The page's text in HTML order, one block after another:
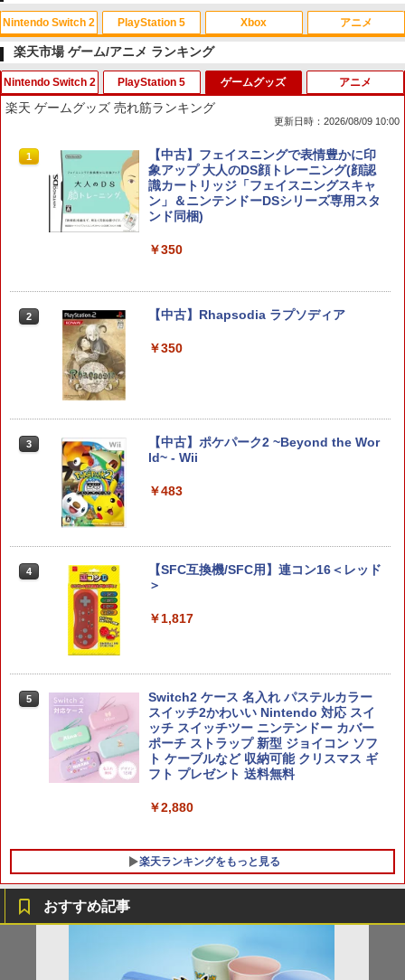
Nintendo Switch 2
1
スプラトゥーン レイダース|オンライン
コード版
￥5,832
スプラトゥーン レイダース -Switch2
￥6,449
Nintendo Switch 2(日本語・国内専用)
ンラインコード版
ニンテンドープリペイド番号 5000円|オ
PlayStation 5
1
PlayStation 5 デジタル・エディション
日本語専用 Console Language: Japan
ese only (CFI-2200B01)
￥55,000
Beast of Reincarnation -PS5 【特典】
【純正品】ディスクドライブ(CFI-ZDD1
【純正品】DualSense ワイヤレスコン
ZCT2J01)
トローラー(CFI-ZCT2J)
Xbox
1
【純正品】Xbox ワイヤレス コントロー
ラー + USB-C® ケーブル
￥8,300
【純正品】Xbox ワイヤレス コントロー
ラー (ロボット ホワイト)
￥7,681
3
【純正品】Xbox ワイヤレス コントロー
4
【純正品】Xbox 充電式バッテリー + US
B-C ケーブル
￥2,618
5
【国内正規品】Thrustmaster スラスト
マスター TH8S シフター - PC、PS4、P
s X|S 対応の高精度 H パターン シフター
アニメ
1
劇場版「鬼滅の刃」無限城編 第一章 猗
窩座再来 通常版 [Blu-ray]
￥3,982
劇場版「鬼滅の刃」無限城編 第一章 猗
【Amazon.co.jp限定】劇場版モノノ怪
ボード付) [Blu-ray]
￥8,698
y』Blu-ray（特装限定版）
￥8,589
楽天市場 ゲーム/アニメ ランキング
Nintendo Switch 2
1
空の軌跡 the 2nd Nintendo Switch 2 E
dition 通常版 【Switch2】 NXS-P-BTW
MC
￥7,696
ition [NXS-P-AAAAH NSW2 ゼルダノデ
ch2】 POT-P-AAF6C
[POT-P-AAB5A NSW2 ポコ ア ポケモン]
回外付特典】切り取れるクリアカード)
￥8,118
PlayStation 5
1
【SONYライセンス商品】DualSenseR
ワイヤレスコントローラー専用 USB-Cto
C充電ケーブル【Playstation5対応】
￥2,007
お役立ちセット)
ーション5ソフト／ロールプレイング・
ゲーム
￥3,780
ングコックピット[RCZ01/RCZ02]に取付
可 ストッパー付き 固定 移動 ハンコン設
置台 [コクピット レースゲーム]
￥5,280
ゲームグッズ
楽天 ゲームグッズ 売れ筋ランキング
更新日時：2026/08/09 10:00
1
【中古】フェイスニングで表情豊かに印
象アップ 大人のDS顔トレーニング(顔認
識カートリッジ「フェイスニングスキャ
ン」＆ニンテンドーDSシリーズ専用スタ
ンド同梱)
￥350
2 【中古】Rhapsodia ラプソディア
￥350
3
【中古】ポケパーク2 ~Beyond the Wor
ld~ - Wii
￥483
4
【SFC互換機/SFC用】連コン16＜レッド
＞
￥1,817
5
Switch2 ケース 名入れ パステルカラー
スイッチ2かわいい Nintendo 対応 スイ
ッチ スイッチツー ニンテンドー カバー
ポーチ ストラップ 新型 ジョイコン ソフ
ト ケーブルなど 収納可能 クリスマス ギ
フト プレゼント 送料無料
￥2,880
楽天ランキングをもっと見る
アニメ
【中古】 二ノ国 [レンタル落ち] [Blu-ra
y] [ブルーレイ]
おすすめ記事